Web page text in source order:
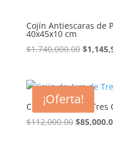
Cojín Antiescaras de
40x45x10 cm
$1,740,000.00 El
era:
$
¡Oferta!
Cojín de Aire de Tres
$112,000.00 El
$